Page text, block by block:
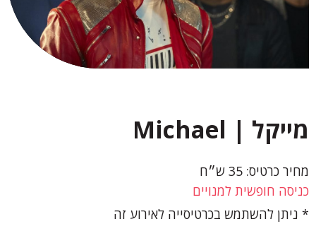
מייקל | Michael
מחיר כרטיס: 35 ש״ח
כניסה חופשית למנויים
ניתן להשתמש בכרטיסייה לאירוע זה